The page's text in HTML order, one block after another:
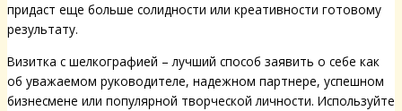
придаст еще больше солидности или креативности готовому
результату.
Визитка с шелкографией – лучший способ заявить о себе как
об уважаемом руководителе, надежном партнере, успешном
бизнесмене или популярной творческой личности. Используйте